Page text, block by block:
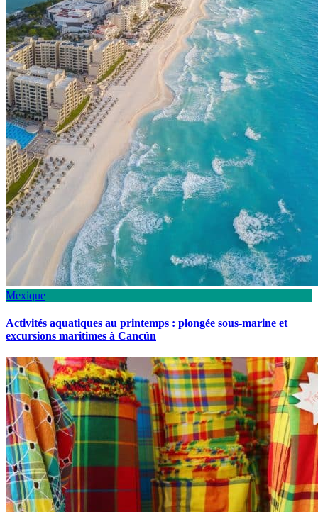
Mexique
Activités aquatiques au printemps : plongée sous-marine et
excursions maritimes à Cancún